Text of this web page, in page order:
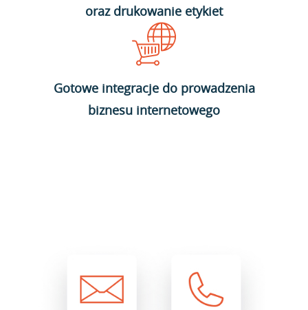
oraz drukowanie etykiet
Gotowe integracje do prowadzenia
biznesu internetowego